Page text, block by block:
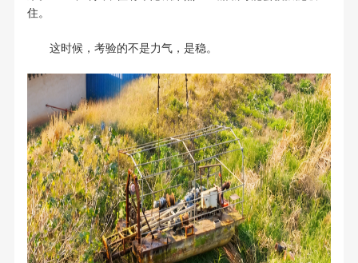
住。
这时候，考验的不是力气，是稳。